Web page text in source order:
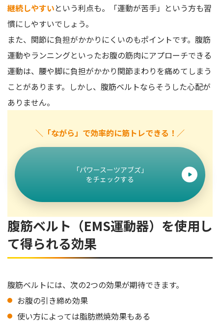
継続しやすいという利点も。「運動が苦手」という方も習
慣にしやすいでしょう。
また、関節に負担がかかりにくいのもポイントです。腹筋
運動やランニングといったお腹の筋肉にアプローチできる
運動は、腰や脚に負担がかかり関節まわりを痛めてしまう
ことがあります。しかし、腹筋ベルトならそうした心配が
ありません。
＼「ながら」で効率的に筋トレできる！／
「パワースーツアブズ」
をチェックする
腹筋ベルト（EMS運動器）を使用し
て得られる効果
腹筋ベルトには、次の2つの効果が期待できます。
お腹の引き締め効果
使い方によっては脂肪燃焼効果もある